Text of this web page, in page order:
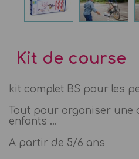
Kit de course
kit complet BS pour les
Tout pour organiser une
enfants ...
A partir de 5/6 ans